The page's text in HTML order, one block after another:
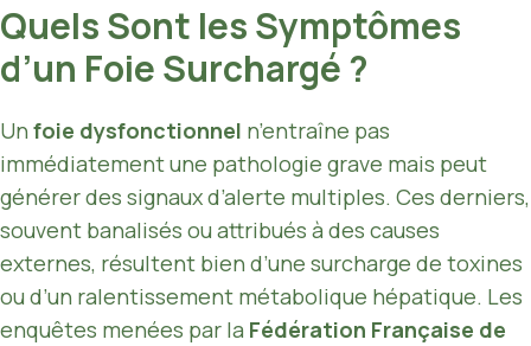
Quels Sont les Symptômes
d’un Foie Surchargé ?
Un foie dysfonctionnel n’entraîne pas
immédiatement une pathologie grave mais peut
générer des signaux d’alerte multiples. Ces derniers,
souvent banalisés ou attribués à des causes
externes, résultent bien d’une surcharge de toxines
ou d’un ralentissement métabolique hépatique. Les
enquêtes menées par la Fédération Française de